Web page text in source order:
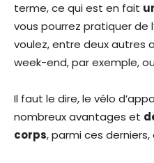
terme, ce qui est en fait
vous pourrez pratiquer de
voulez, entre deux autres
week-end, par exemple, ou
Il faut le dire, le vélo
nombreux avantages et
corps, parmi ces